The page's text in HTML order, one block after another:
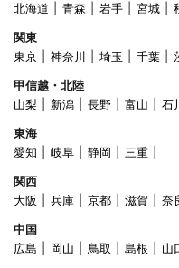
北海道
青森 岩手 宮城
関東
東京
神奈川 埼玉 千葉
甲信越・北陸
山梨
新潟 長野 富山 石
東海
愛知
岐阜 静岡
三重
関西
大阪
兵庫 京都 滋賀 奈
中国
広島
岡山 鳥取 島根
山